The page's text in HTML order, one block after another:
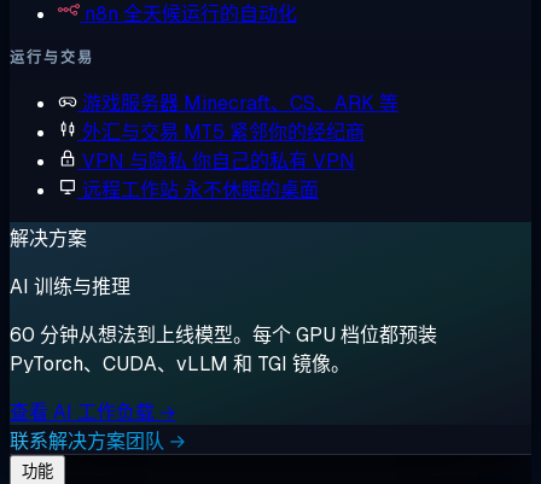
n8n 全天候运行的自动化
运行与交易
游戏服务器 Minecraft、CS、ARK 等
外汇与交易 MT5 紧邻你的经纪商
VPN 与隐私 你自己的私有 VPN
远程工作站 永不休眠的桌面
解决方案
AI 训练与推理
60 分钟从想法到上线模型。每个 GPU 档位都预装
PyTorch、CUDA、vLLM 和 TGI 镜像。
查看 AI 工作负载 →
联系解决方案团队 →